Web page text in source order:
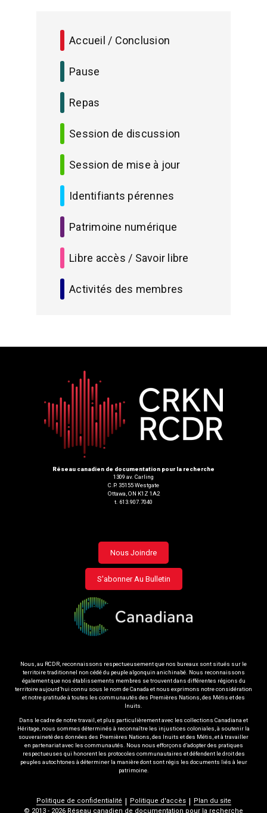
Accueil / Conclusion
Pause
Repas
Session de discussion
Session de mise à jour
Identifiants pérennes
Patrimoine numérique
Libre accès / Savoir libre
Activités des membres
Réseau canadien de documentation pour la recherche
1309 av. Carling
C.P. 35155 Westgate
Ottawa, ON K1Z 1A2
t. 613.907.7040
Footer
menu
Nous Joindre
S'abonner Au Bulletin
Nous, au RCDR, reconnaissons respectueusement que nos bureaux sont situés sur le
territoire traditionnel non cédé du peuple algonquin anichinabé. Nous reconnaissons
également que nos établissements membres se trouvent dans différentes régions du
territoire aujourd’hui connu sous le nom de Canada et nous exprimons notre considération
et notre gratitude à toutes les communautés des Premières Nations, des Métis et des
Inuits.
Dans le cadre de notre travail, et plus particulièrement avec les collections Canadiana et
Héritage, nous sommes déterminés à reconnaître les injustices coloniales, à soutenir la
souveraineté des données des Premières Nations, des Inuits et des Métis, et à travailler
en partenariat avec les communautés. Nous nous efforçons d’adopter des pratiques
respectueuses qui honorent les protocoles communautaires et défendent le droit des
peuples autochtones à déterminer la manière dont sont régis les documents liés à leur
patrimoine.
Politique de confidentialité Politique d'accès
Plan du site
© 2013 - 2026 Réseau canadien de documentation pour la recherche